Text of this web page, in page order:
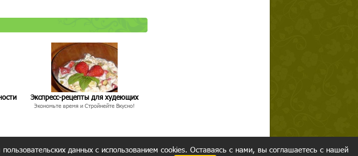
Экспресс-рецепты для худеющих
Экономьте время и Стройнейте Вкусно!
данных с использованием cookies. Оставаясь с нами, вы соглашаетесь с нашей